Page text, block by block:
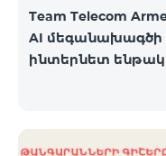
Team Telecom
AI մեգանախագծի
ինտերնետ